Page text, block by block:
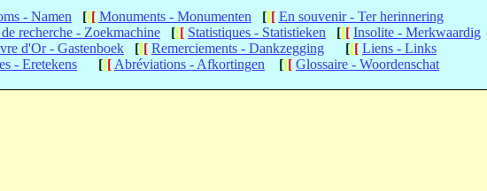
- Namen [[[ Monuments - Monumenten [[[ En souvenir - Ter herinnering
recherche - Zoekmachine [[[ Statistiques - Statistieken [[[ Insolite - Merkwaardig
d'Or - Gastenboek [[[ Remerciements - Dankzegging [[[ Liens - Links
- Eretekens [[[ Abréviations - Afkortingen [[[ Glossaire - Woordenschat